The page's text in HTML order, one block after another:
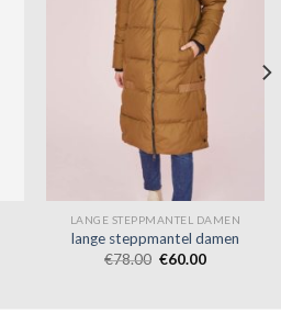
LANGE STEPPMANTEL DAMEN
lange steppmantel damen
€78.00 €60.00